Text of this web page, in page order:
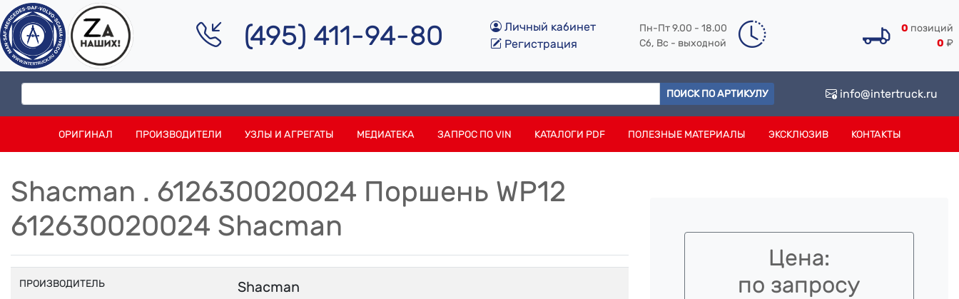
(495) 411-94-80
Личный кабинет
Регистрация
Пн-Пт 9.00 - 18.00
Сб, Вс - выходной
0 позиций
0 ₽
ПОИСК ПО АРТИКУЛУ info@intertruck.ru
ОРИГИНАЛ ПРОИЗВОДИТЕЛИ УЗЛЫ И АГРЕГАТЫ МЕДИАТЕКА ЗАПРОС ПО VIN КАТАЛОГИ PDF ПОЛЕЗНЫЕ МАТЕРИАЛЫ ЭКСКЛЮЗИВ КОНТАКТЫ
Shacman . 612630020024 Поршень WP12
612630020024 Shacman
ПРОИЗВОДИТЕЛЬ Shacman
Цена:
по запросу